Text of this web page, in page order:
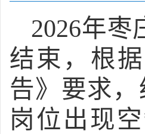
2026年
结束，根
告》要求
岗位出现